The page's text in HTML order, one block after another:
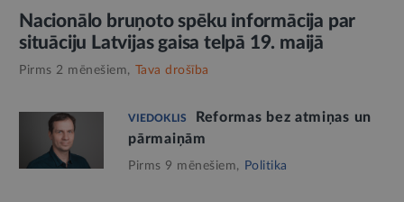
Nacionālo bruņoto spēku informācija par
situāciju Latvijas gaisa telpā 19. maijā
Pirms 2 mēnešiem, Tava drošība
VIEDOKLIS
Reformas bez atmiņas un
pārmaiņām
Pirms 9 mēnešiem, Politika